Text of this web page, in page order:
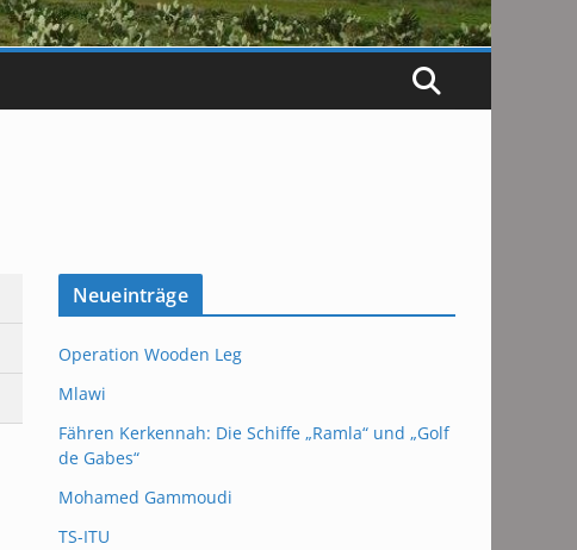
Neueinträge
Operation Wooden Leg
Mlawi
Fähren Kerkennah: Die Schiffe „Ramla“ und „Golf
de Gabes“
Mohamed Gammoudi
TS-ITU